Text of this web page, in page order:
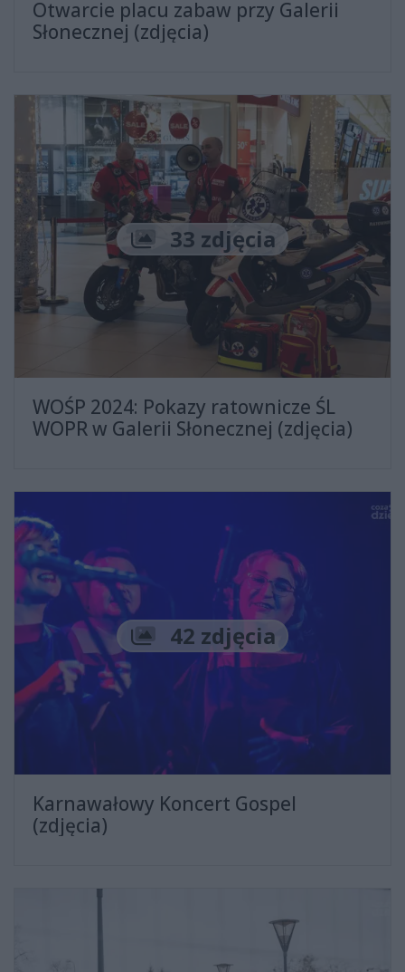
Otwarcie placu zabaw przy Galerii
Słonecznej (zdjęcia)
Liczba zdjęć
33 zdjęcia
WOŚP 2024: Pokazy ratownicze ŚL
WOPR w Galerii Słonecznej (zdjęcia)
Liczba zdjęć
42 zdjęcia
Karnawałowy Koncert Gospel
(zdjęcia)